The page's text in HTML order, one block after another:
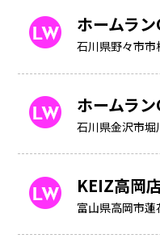
ホームラ
石川県野々市市
ホームラ
石川県金沢市堀
KEIZ高岡
富山県高岡市蓮